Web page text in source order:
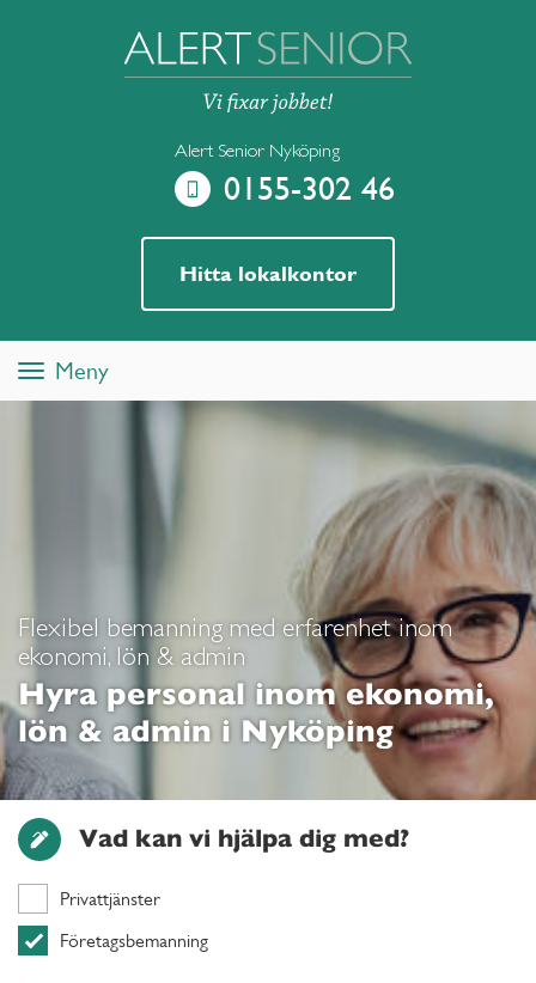
Alert Senior Nyköping
0155-302 46
Hitta lokalkontor
ToggleMeny
Flexibel bemanning med erfarenhet inom
ekonomi, lön & admin
Hyra personal inom ekonomi,
lön & admin i Nyköping
Vad kan vi hjälpa dig med?
Privattjänster
Företagsbemanning